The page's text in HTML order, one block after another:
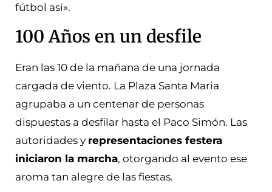
fútbol así».
100 Años en un desfile
Eran las 10 de la mañana de una jornada
cargada de viento. La Plaza Santa Maria
agrupaba a un centenar de personas
dispuestas a desfilar hasta el Paco Simón. Las
autoridades y representaciones festera
iniciaron la marcha, otorgando al evento ese
aroma tan alegre de las fiestas.